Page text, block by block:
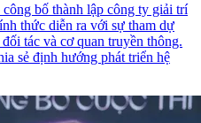
bố thành lập công ty giải trí
thức diễn ra với sự tham dự
tác và cơ quan truyền thông.
sẻ định hướng phát triển hệ